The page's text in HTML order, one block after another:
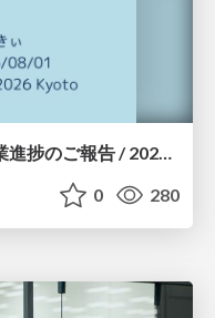
OSPN.JPバージョンアップ作業進捗のご報告 / 20260801-osc26kyoto
0 280